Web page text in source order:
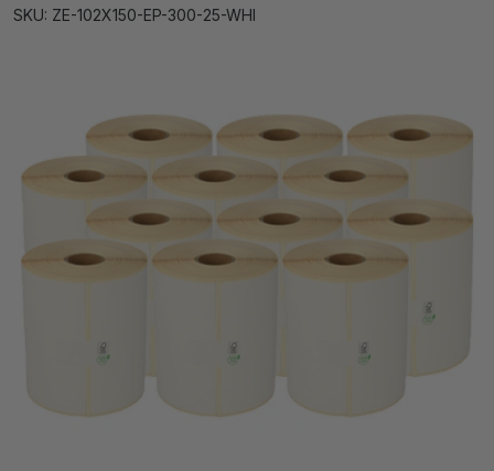
SKU: ZE-102X150-EP-300-25-WHI